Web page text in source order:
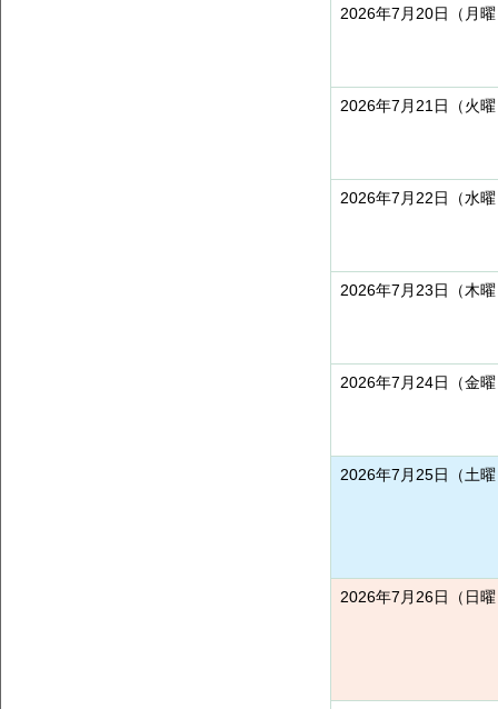
2026年7月20日（月
2026年7月21日（火
2026年7月22日（水
2026年7月23日（木
2026年7月24日（金
2026年7月25日（土
2026年7月26日（日